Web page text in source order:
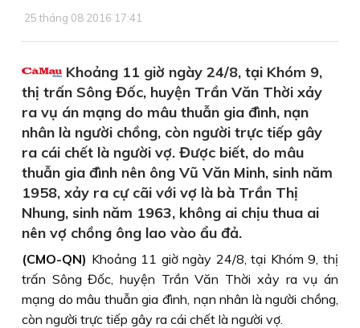
25 tháng 08 2016 17:41
Khoảng 11 giờ ngày 24/8, tại Khóm 9,
thị trấn Sông Đốc, huyện Trần Văn Thời xảy
ra vụ án mạng do mâu thuẫn gia đình, nạn
nhân là người chồng, còn người trực tiếp gây
ra cái chết là người vợ. Được biết, do mâu
thuẫn gia đình nên ông Vũ Văn Minh, sinh năm
1958, xảy ra cự cãi với vợ là bà Trần Thị
Nhung, sinh năm 1963, không ai chịu thua ai
nên vợ chồng ông lao vào ẩu đả.
(CMO-QN) Khoảng 11 giờ ngày 24/8, tại Khóm 9, thị
trấn Sông Đốc, huyện Trần Văn Thời xảy ra vụ án
mạng do mâu thuẫn gia đình, nạn nhân là người chồng,
còn người trực tiếp gây ra cái chết là người vợ.